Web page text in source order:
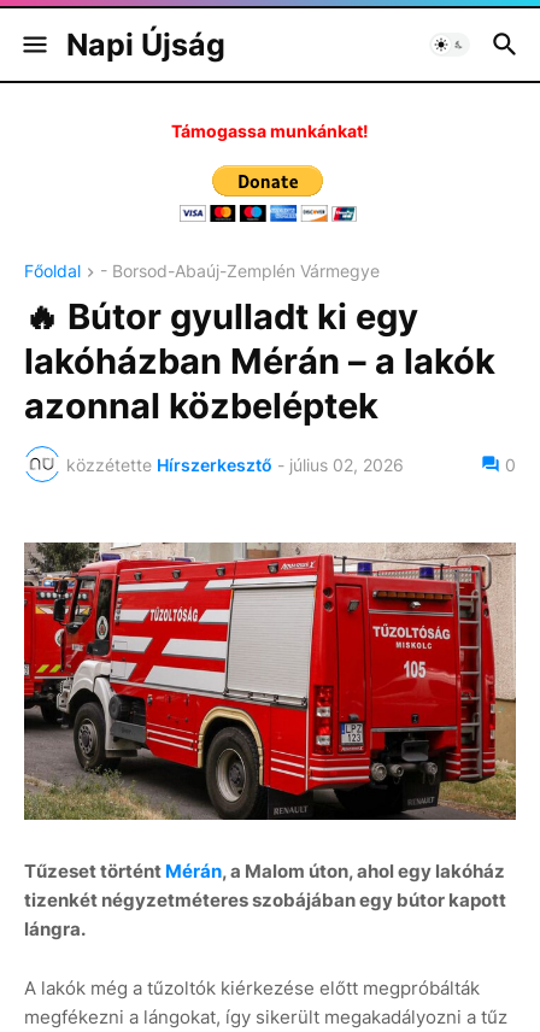
Napi Újság
Támogassa munkánkat!
Főoldal - Borsod-Abaúj-Zemplén Vármegye
🔥 Bútor gyulladt ki egy
lakóházban Mérán – a lakók
azonnal közbeléptek
közzétette Hírszerkesztő - július 02, 2026 0
Tűzeset történt Mérán, a Malom úton, ahol egy lakóház
tizenkét négyzetméteres szobájában egy bútor kapott
lángra.
A lakók még a tűzoltók kiérkezése előtt megpróbálták
megfékezni a lángokat, így sikerült megakadályozni a tűz